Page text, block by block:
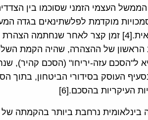
הממשל העצמי הזמני שסוכמו בין
מוקדמת לפלשתינאים בגדה
הראשון של ההצהרה, שהיה הקמת
העוסק בסידורי הביטחון, בתוך
העיקריות בהסכם.[6]
בינלאומית נרחבת ביותר בהקמתה